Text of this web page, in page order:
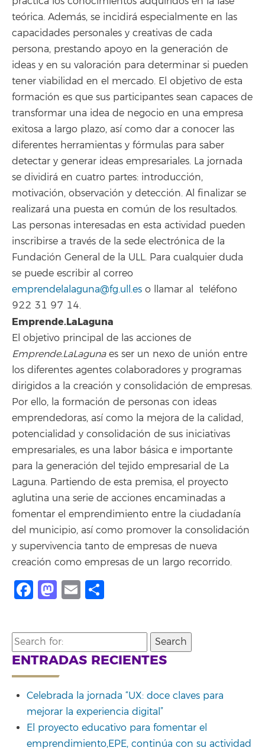
teórica. Además, se incidirá especialmente en las
capacidades personales y creativas de cada
persona, prestando apoyo en la generación de
ideas y en su valoración para determinar si pueden
tener viabilidad en el mercado. El objetivo de esta
formación es que sus participantes sean capaces de
transformar una idea de negocio en una empresa
exitosa a largo plazo, así como dar a conocer las
diferentes herramientas y fórmulas para saber
detectar y generar ideas empresariales. La jornada
se dividirá en cuatro partes: introducción,
motivación, observación y detección. Al finalizar se
realizará una puesta en común de los resultados.
Las personas interesadas en esta actividad pueden
inscribirse a través de la sede electrónica de la
Fundación General de la ULL. Para cualquier duda
se puede escribir al correo
emprendelalaguna@fg.ull.es o llamar al teléfono
922 31 97 14.
Emprende.LaLaguna
El objetivo principal de las acciones de
Emprende.LaLagunaes ser un nexo de unión entre
los diferentes agentes colaboradores y programas
dirigidos a la creación y consolidación de empresas.
Por ello, la formación de personas con ideas
emprendedoras, así como la mejora de la calidad,
potencialidad y consolidación de sus iniciativas
empresariales, es una labor básica e importante
para la generación del tejido empresarial de La
Laguna. Partiendo de esta premisa, el proyecto
aglutina una serie de acciones encaminadas a
fomentar el emprendimiento entre la ciudadanía
del municipio, así como promover la consolidación
y supervivencia tanto de empresas de nueva
creación como empresas de un largo recorrido.
Facebook
Mastodon
Email
Search
for:
ENTRADAS RECIENTES
Celebrada la jornada “UX: doce claves para
mejorar la experiencia digital”
El proyecto educativo para fomentar el
emprendimiento,EPE, continúa con su actividad